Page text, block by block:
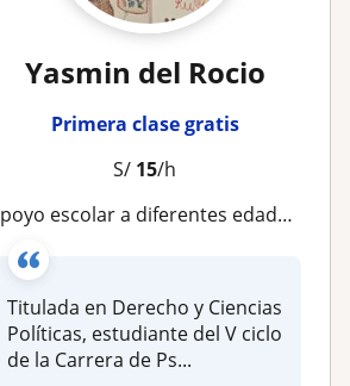
Yasmin del Rocio
Primera clase gratis
S/ 15/h
Apoyo escolar a diferentes edades en diferentes materias
Titulada en Derecho y Ciencias
Políticas, estudiante del V ciclo
de la Carrera de Ps...